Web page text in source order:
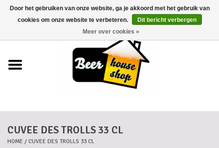
0 Artikelen - €0,00
Biermanden
CUVEE DES TROLLS 33 CL
HOME / CUVEE DES TROLLS 33 CL
Door het gebruiken van onze website, ga je akkoord met het gebruik van
cookies om onze website te verbeteren.
Dit bericht verbergen
Meer over cookies »